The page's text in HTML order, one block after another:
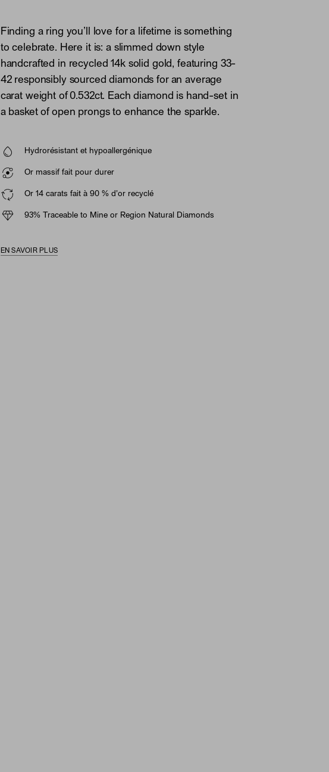
Finding a ring you’ll love for a lifetime is something
to celebrate. Here it is: a slimmed down style
handcrafted in recycled 14k solid gold, featuring 33-
42 responsibly sourced diamonds for an average
carat weight of 0.532ct. Each diamond is hand-set in
a basket of open prongs to enhance the sparkle.
Hydrorésistant et hypoallergénique
Or massif fait pour durer
Or 14 carats fait à 90 % d'or recyclé
93% Traceable to Mine or Region Natural Diamonds
EN SAVOIR PLUS